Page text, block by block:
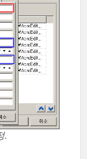
.